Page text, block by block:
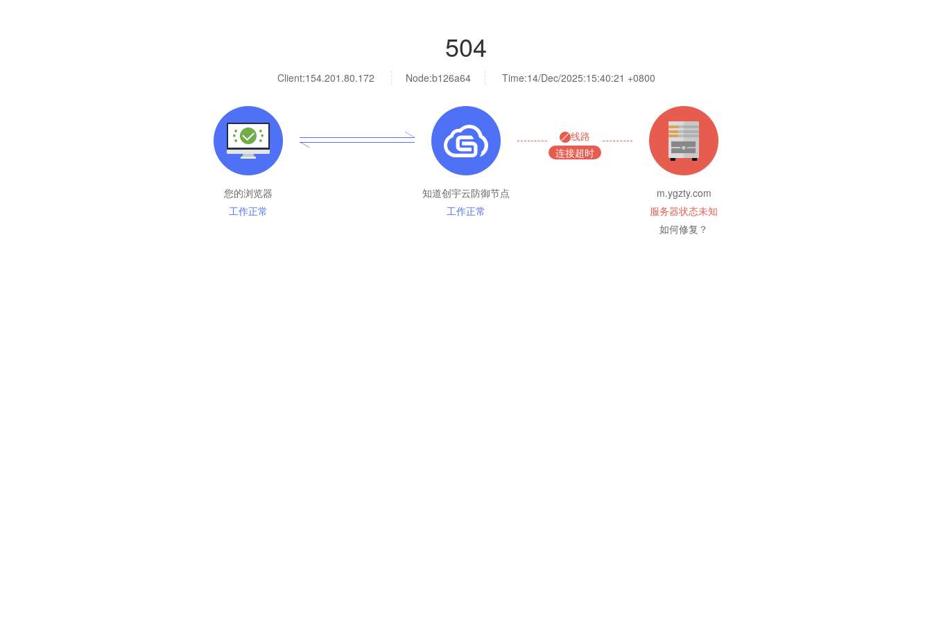
504
Client:154.201.80.172 Node:b126a64 Time:14/Dec/2025:15:40:21 +0800
您的浏览器
工作正常
知道创宇云防御节点
工作正常
线路
连接超时
m.ygzty.com
服务器状态未知
如何修复？